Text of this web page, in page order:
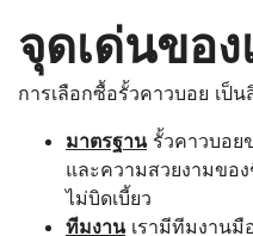
จุดเด่นของ
การเลือกซื้อรั้วคาวบอย เป็
มาตรฐานรั้วคาวบอย
และความสวยงามขอ
ไม่บิดเบี้ยว
ทีมงานเรามีทีมงานมื